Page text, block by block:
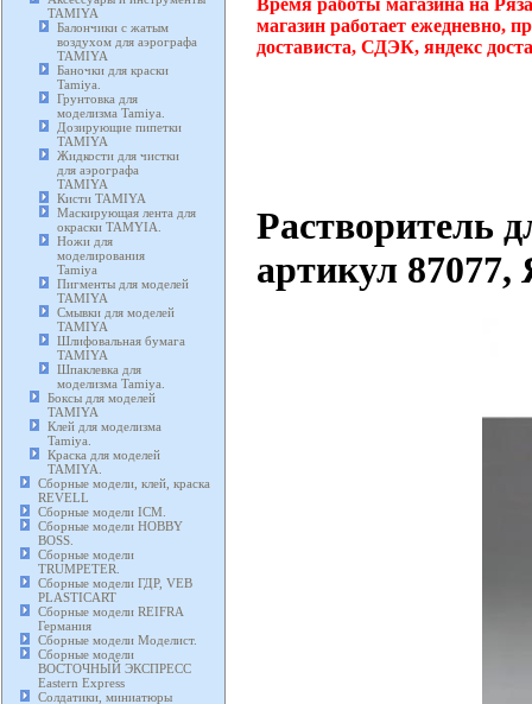
TAMIYA
Балончики с жатым
воздухом для аэрографа
TAMIYA
Баночки для краски
Tamiya.
Грунтовка для
моделизма Tamiya.
Дозирующие пипетки
TAMIYA
Жидкости для чистки
для аэрографа
TAMIYA
Кисти TAMIYA
Маскирующая лента для
окраски TAMYIA.
Ножи для
моделирования
Tamiya
Пигменты для моделей
TAMIYA
Смывки для моделей
TAMIYA
Шлифовальная бумага
TAMIYA
Шпаклевка для
моделизма Tamiya.
Боксы для моделей
TAMIYA
Клей для моделизма
Tamiya.
Краска для моделей
TAMIYA.
Сборные модели, клей, краска
REVELL
Сборные модели ICM.
Сборные модели HOBBY
BOSS.
Сборные модели
TRUMPETER.
Сборные модели ГДР, VEB
PLASTICART
Сборные модели REIFRA
Германия
Сборные модели Моделист.
Сборные модели
ВОСТОЧНЫЙ ЭКСПРЕСС
Eastern Express
Солдатики, миниатюры
Время работы магазина на
магазин работает ежедневно,
достависта, СДЭК, яндекс
Растворитель
артикул 87077,